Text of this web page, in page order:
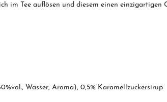
Tee auflösen und diesem einen einzigartigen
Wasser, Aroma), 0,5% Karamellzuckersirup